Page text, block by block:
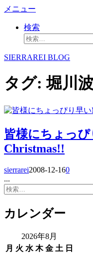
コ
へ
キ
ッ
メニュー
検索
検
SIERRAREI BLOG
タグ:堀川
皆様にちょっ
Christmas!!
sierrarei2008-12-160
...
検
カレンダー
2026年8月
月 火 水 木 金 土 日